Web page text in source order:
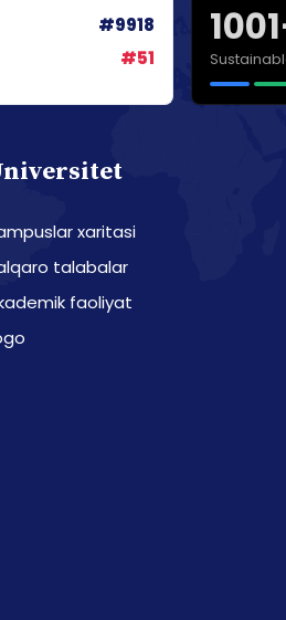
#9918
#51
xaritasi
talabalar
faoliyat